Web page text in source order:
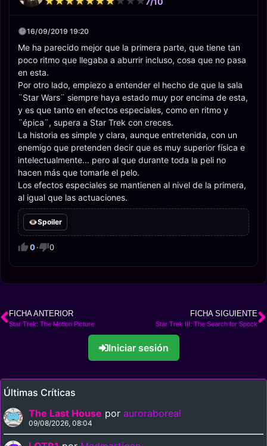
16/09/2019 19:20
Me ha parecido mejor que la primera parte, que tiene tan
poco ritmo que llegaba a aburrir incluso, cosa que no pasa
en esta.
Por otro lado, empiezo a entender el hecho de que la sala
¨Star Wars¨ siempre haya estado muy por encima de esta,
y es que tanto en efectos especiales, como en ritmo y
¨épica¨, supera a Star Trek con creces.
La historia es simple y clara, aunque entretenida, con un
enemigo que pretenden decir que es muy superior física e
intelectualmente... pero al que durante toda la peli no
hacen más que tomarle el pelo.
Los efectos especiales se mantienen al nivel de la primera,
al igual que las actuaciones.
Spoiler
0· 0
FICHA ANTERIOR
Star Trek: The Motion Picture
FICHA SIGUIENTE
Star Trek III: The Search for Spock
Iniciar sesión
Últimas Críticas
The Last House por auroraboreal
09/08/2026, 08:04